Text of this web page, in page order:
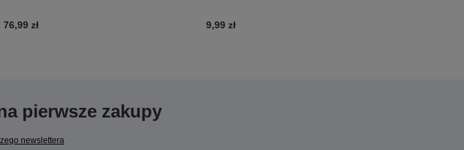
76,99 zł 9,99 zł
pierwsze zakupy
newslettera